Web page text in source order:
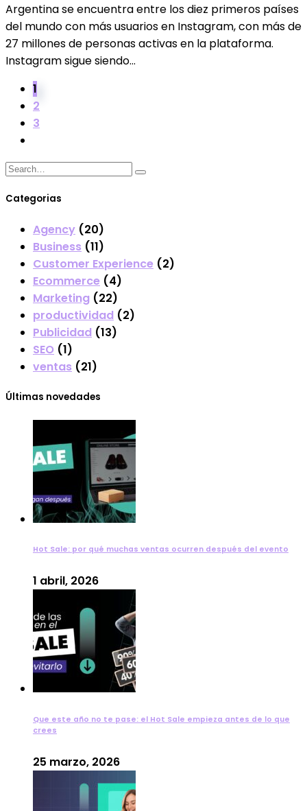
Argentina se encuentra entre los diez primeros países
del mundo con más usuarios en Instagram, con más de
27 millones de personas activas en la plataforma.
Instagram sigue siendo...
1
2
3
Categorias
Agency (20)
Business (11)
Customer Experience (2)
Ecommerce (4)
Marketing (22)
productividad (2)
Publicidad (13)
SEO (1)
ventas (21)
Últimas novedades
Hot Sale: por qué muchas ventas ocurren después del evento
1 abril, 2026
Que este año no te pase: el Hot Sale empieza antes de lo que
crees
25 marzo, 2026